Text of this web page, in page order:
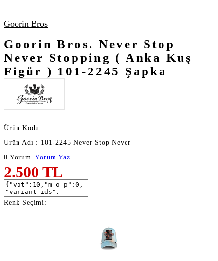
Goorin Bros
Goorin Bros. Never Stop
Never Stopping ( Anka Kuş
Figür ) 101-2245 Şapka
Ürün Kodu :
Ürün Adı : 101-2245 Never Stop Never
0 Yorum | Yorum Yaz
2.500 TL
Renk Seçimi: